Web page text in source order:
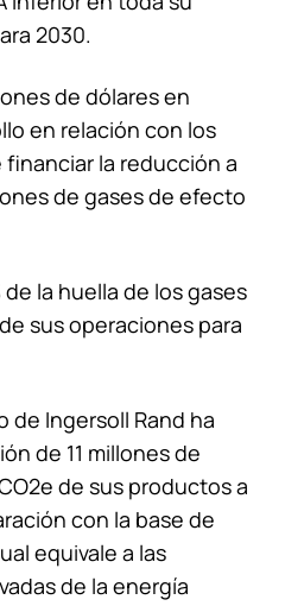
2030.
de dólares en
en relación con los
la reducción a
de gases de efecto
la huella de los gases
sus operaciones para
de Ingersoll Rand ha
de 11 millones de
de sus productos a
con la base de
equivale a las
de la energía